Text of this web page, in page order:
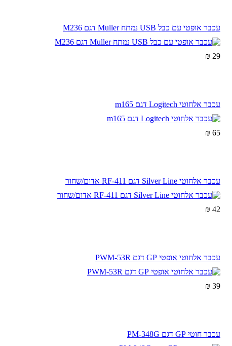
עכבר אופטי עם כבל USB נמתח Muller דגם M236
29 ₪
עכבר אלחוטי Logitech דגם m165
65 ₪
עכבר אלחוטי Silver Line דגם RF-411 אדום/שחור
42 ₪
עכבר אלחוטי אופטי GP דגם PWM-53R
39 ₪
עכבר חוטי GP דגם PM-348G